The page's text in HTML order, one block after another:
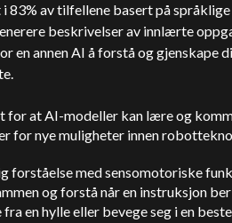
83% av tilfellene basert på
beskrivelser av innlærte
en annen AI å forstå og gjenskape
for at AI-modeller kan lære og
for nye muligheter innen
forståelse med sensomotoriske
og forstå når en instruksjon
fra en hylle eller bevege seg i en